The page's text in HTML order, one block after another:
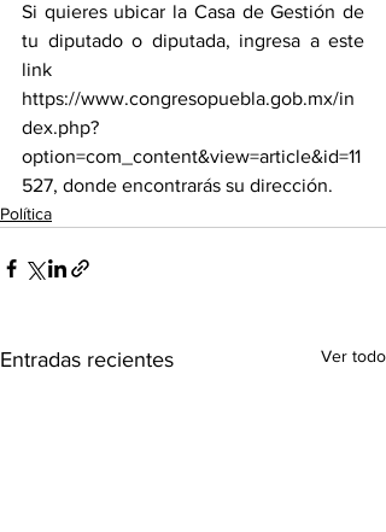
Si quieres ubicar la Casa de Gestión de
tu diputado o diputada, ingresa a este
link
https://www.congresopuebla.gob.mx/in
dex.php?
option=com_content&view=article&id=11
527, donde encontrarás su dirección.
Política
Entradas recientes Ver todo